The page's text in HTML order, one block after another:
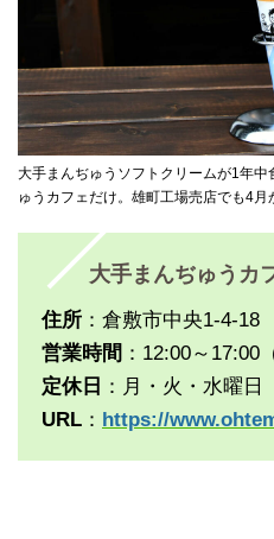
大手まんぢゅうソフトクリームが1年
ゅうカフェだけ。雄町工場売店でも4
大手まんぢゅうカ
住所 ：倉敷市中央1-4-18
営業時間 ：12:00～17:00
定休日 ：月・火・水曜日
URL ： https://